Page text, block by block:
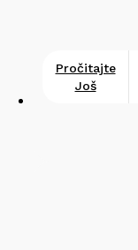
Pročitajte
Još